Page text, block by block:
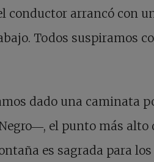
conductor arrancó con
Todos suspiramos
dado una caminata
el punto más alto
es sagrada para los